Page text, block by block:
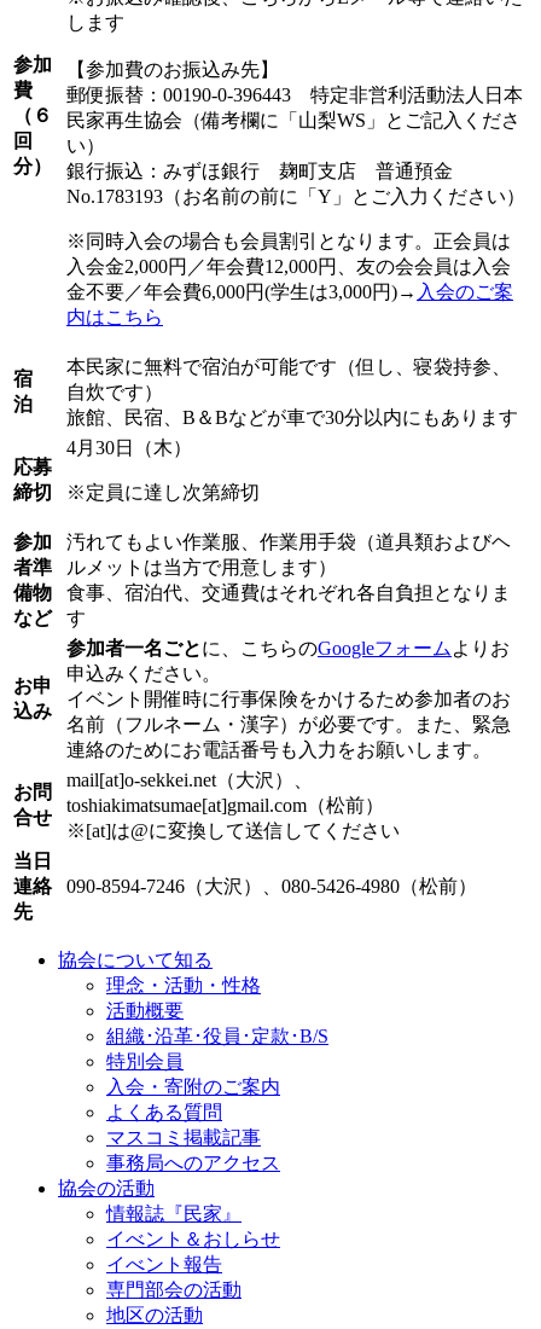
参加
費
（６
回
分）
します
【参加費のお振込み先】
郵便振替：00190-0-396443 特定非営利活動法人日本
民家再生協会（備考欄に「山梨WS」とご記入くださ
い）
銀行振込：みずほ銀行 麹町支店 普通預金
No.1783193（お名前の前に「Y」とご入力ください）
※同時入会の場合も会員割引となります。正会員は
入会金2,000円／年会費12,000円、友の会会員は入会
金不要／年会費6,000円(学生は3,000円)→ 入会のご案
内はこちら
宿
泊
本民家に無料で宿泊が可能です（但し、寝袋持参、
自炊です）
旅館、民宿、B＆Bなどが車で30分以内にもあります
応募
締切
4月30日（木）
※定員に達し次第締切
参加
者準
備物
など
汚れてもよい作業服、作業用手袋（道具類およびヘ
ルメットは当方で用意します）
食事、宿泊代、交通費はそれぞれ各自負担となりま
す
お申
込み
参加者一名ごとに、こちらのGoogleフォーム よりお
申込みください。
イベント開催時に行事保険をかけるため参加者のお
名前（フルネーム・漢字）が必要です。また、緊急
連絡のためにお電話番号も入力をお願いします。
お問
合せ
mail[at]o-sekkei.net（大沢）、
toshiakimatsumae[at]gmail.com（松前）
※[at]は@に変換して送信してください
当日
連絡
先
090-8594-7246（大沢）、080-5426-4980（松前）
協会について知る
理念・活動・性格
活動概要
組織･沿革･役員･定款･B/S
特別会員
入会・寄附のご案内
よくある質問
マスコミ掲載記事
事務局へのアクセス
協会の活動
情報誌『民家』
イべント＆おしらせ
イべント報告
専門部会の活動
地区の活動